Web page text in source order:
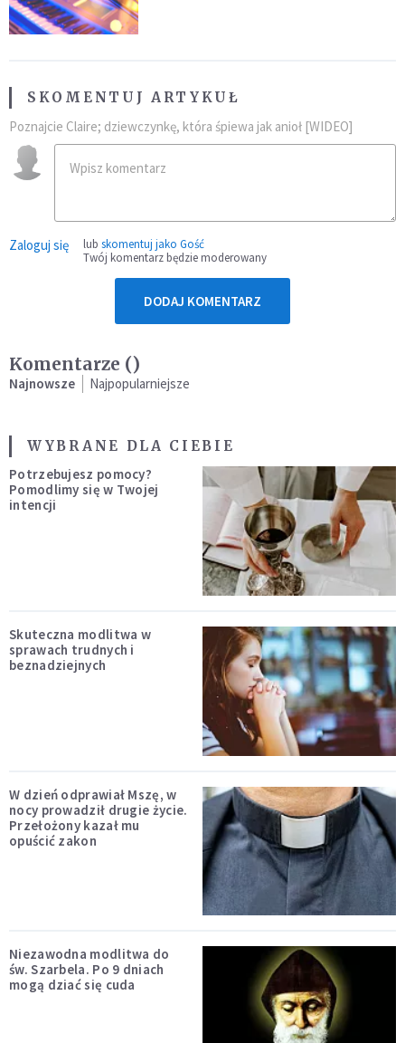
SKOMENTUJ ARTYKUŁ
Poznajcie Claire; dziewczynkę, która śpiewa jak anioł [WIDEO]
Zaloguj się lub skomentuj jako Gość
Twój komentarz będzie moderowany
DODAJ KOMENTARZ
Komentarze ()
Najnowsze Najpopularniejsze
WYBRANE DLA CIEBIE
Potrzebujesz pomocy?
Pomodlimy się w Twojej
intencji
Skuteczna modlitwa w
sprawach trudnych i
beznadziejnych
W dzień odprawiał Mszę, w
nocy prowadził drugie życie.
Przełożony kazał mu
opuścić zakon
Niezawodna modlitwa do
św. Szarbela. Po 9 dniach
mogą dziać się cuda